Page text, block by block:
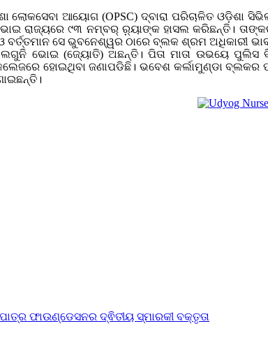
ଲୋକସେବା ଆୟୋଗ (OPSC) ଦ୍ବାରା ପରିଚାଳିତ ଓଡ଼ିଶା
ରାଜ୍ୟରେ ୯୩ ନମ୍ବର୍ ର଼୍ୟାଙ୍କ ହାସଲ କରିଛନ୍ତି।
ସେ ଭୁବନେଶ୍ୱର ଠାରେ ବ୍ଲକ ଶ୍ରମ ଅଧିକାରୀ
ଭୋଇ (ଜ୍ୟୋତି) ଅଛନ୍ତି। ପିତା ମାତା ଉଭୟେ ପୁଲିସ
କଲେଜରେ ହୋଇଥିବା ଜଣାପଡିଛି। ଭବେଶ କର୍ଲାମୁଣ୍ଡା
ଫାଉଣ୍ଡେସନର ଦ୍ଵିତୀୟ ସ୍ମାରକୀ ବକ୍ତୃତା